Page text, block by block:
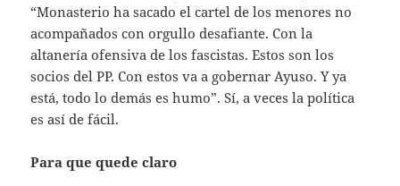
“Monasterio ha sacado el cartel de los menores no
acompañados con orgullo desafiante. Con la
altanería ofensiva de los fascistas. Estos son los
socios del PP. Con estos va a gobernar Ayuso. Y ya
está, todo lo demás es humo”. Sí, a veces la política
es así de fácil.
Para que quede claro